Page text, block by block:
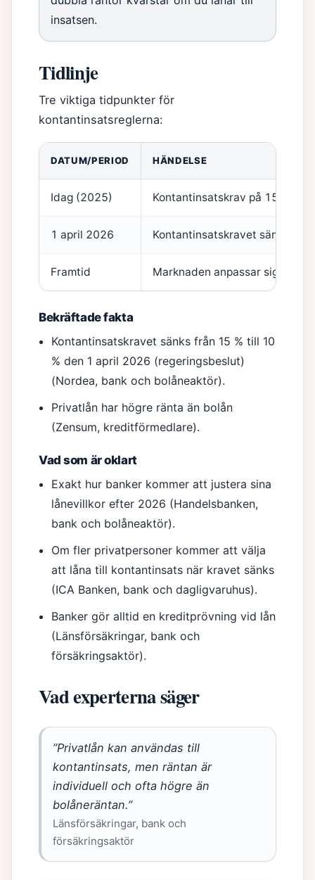
insatsen.
Tidlinje
Tre viktiga tidpunkter för
kontantinsatsreglerna:
DATUM/PERIOD HÄNDELSE
Idag (2025) Kontantinsatskrav på 15 %
1 april 2026 Kontantinsatskravet sänks till
Framtid Marknaden anpassar sig:
Bekräftade fakta
Kontantinsatskravet sänks från 15 % till 10
% den 1 april 2026 (regeringsbeslut)
(Nordea, bank och bolåneaktör).
Privatlån har högre ränta än bolån
(Zensum, kreditförmedlare).
Vad som är oklart
Exakt hur banker kommer att justera sina
lånevillkor efter 2026 (Handelsbanken,
bank och bolåneaktör).
Om fler privatpersoner kommer att välja
att låna till kontantinsats när kravet sänks
(ICA Banken, bank och dagligvaruhus).
Banker gör alltid en kreditprövning vid lån
(Länsförsäkringar, bank och
försäkringsaktör).
Vad experterna säger
”Privatlån kan användas till
kontantinsats, men räntan är
individuell och ofta högre än
bolåneräntan.”
Länsförsäkringar, bank och
försäkringsaktör